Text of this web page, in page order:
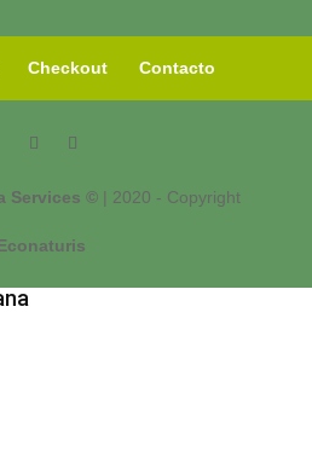
Checkout Contacto
Services © | 2020 - Copyright